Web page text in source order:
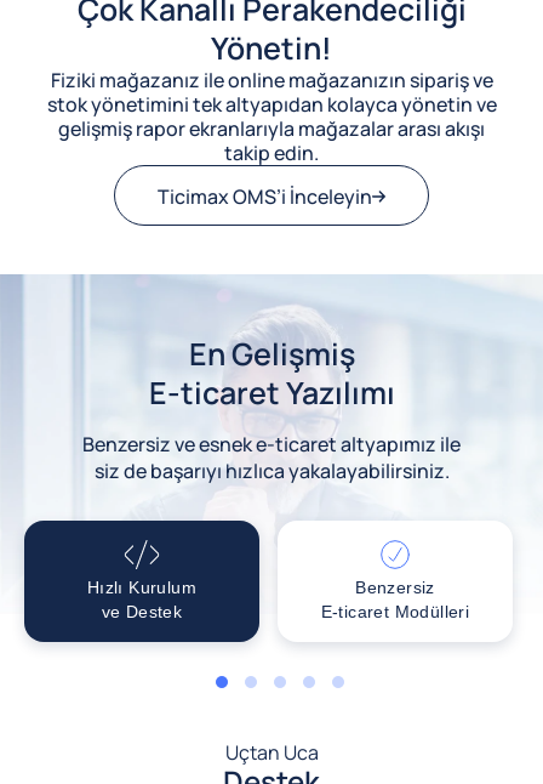
Çok Kanallı Perakendeciliği
Yönetin!
Fiziki mağazanız ile online mağazanızın sipariş ve
stok yönetimini tek altyapıdan kolayca yönetin ve
gelişmiş rapor ekranlarıyla mağazalar arası akışı
takip edin.
Ticimax OMS’i İnceleyin
En Gelişmiş
E-ticaret Yazılımı
Benzersiz ve esnek e-ticaret altyapımız ile
siz de başarıyı hızlıca yakalayabilirsiniz.
Hızlı Kurulum
ve Destek
Benzersiz
E-ticaret Modülleri
1 2 3 4 5
Uçtan Uca